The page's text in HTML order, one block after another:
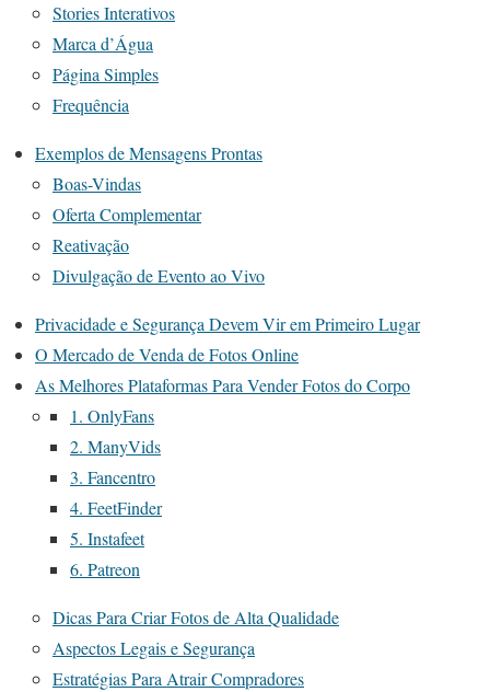
Stories Interativos
Marca d’Água
Página Simples
Frequência
Exemplos de Mensagens Prontas
Boas-Vindas
Oferta Complementar
Reativação
Divulgação de Evento ao Vivo
Privacidade e Segurança Devem Vir em Primeiro Lugar
O Mercado de Venda de Fotos Online
As Melhores Plataformas Para Vender Fotos do Corpo
1. OnlyFans
2. ManyVids
3. Fancentro
4. FeetFinder
5. Instafeet
6. Patreon
Dicas Para Criar Fotos de Alta Qualidade
Aspectos Legais e Segurança
Estratégias Para Atrair Compradores